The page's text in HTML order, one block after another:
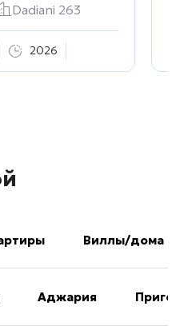
Dadiani 263
2026
Виллы/дома
Аджария